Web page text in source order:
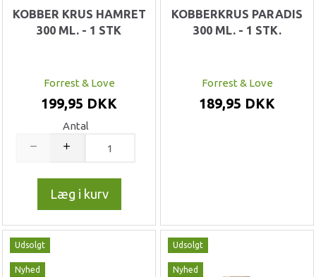
KOBBER KRUS HAMRET
300 ML. - 1 STK
Forrest & Love
199,95 DKK
Antal
Læg i kurv
KOBBERKRUS PARADIS
300 ML. - 1 STK.
Forrest & Love
189,95 DKK
Udsolgt
Nyhed
Udsolgt
Nyhed